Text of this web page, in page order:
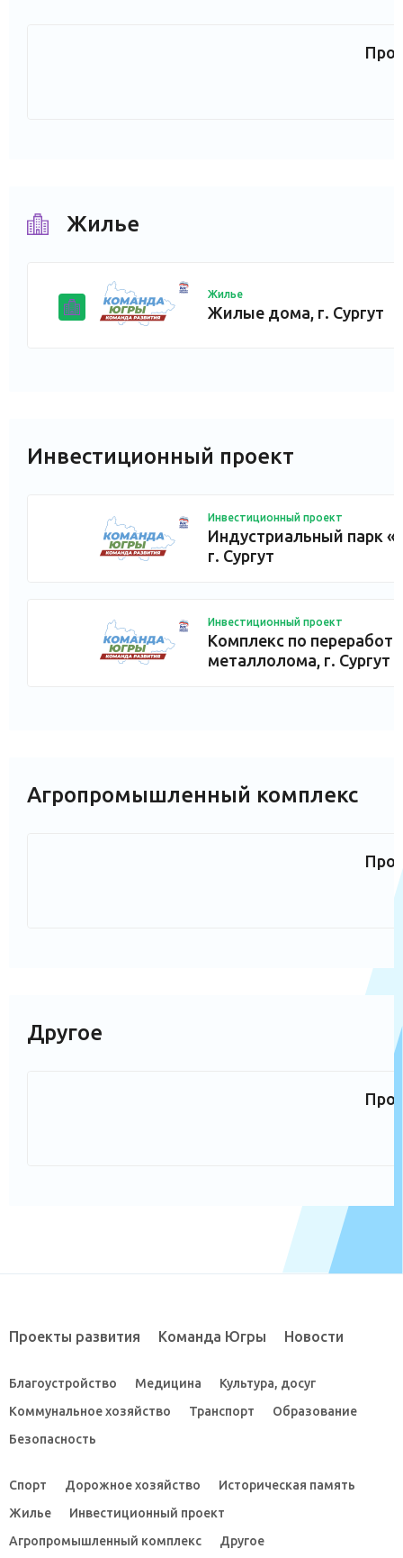
Жилье
Жилье
Жилые дома, г. Сургут
Инвестиционный проект
Инвестиционный проект
Индустриальный парк
г. Сургут
Инвестиционный проект
Комплекс по
металлолома, г. Сургут
Агропромышленный комплекс
Другое
Проекты развития Команда Югры Новости
Благоустройство Медицина
Культура, досуг
Коммунальное хозяйство
Транспорт
Образование
Безопасность
Спорт Дорожное хозяйство
Историческая память
Жилье
Инвестиционный проект
Агропромышленный комплекс
Другое